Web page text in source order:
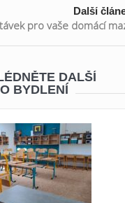
Další
pro vaše domácí
DALŠÍ
BYDLENÍ